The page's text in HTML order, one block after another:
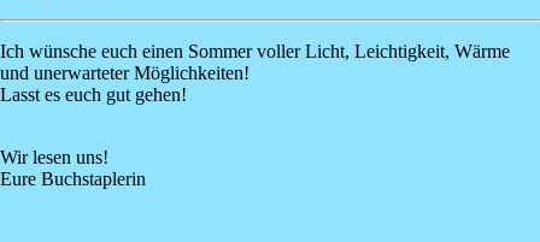
Ich wünsche euch einen Sommer voller Licht, Leichtigkeit, Wärme
und unerwarteter Möglichkeiten!
Lasst es euch gut gehen!
Wir lesen uns!
Eure Buchstaplerin